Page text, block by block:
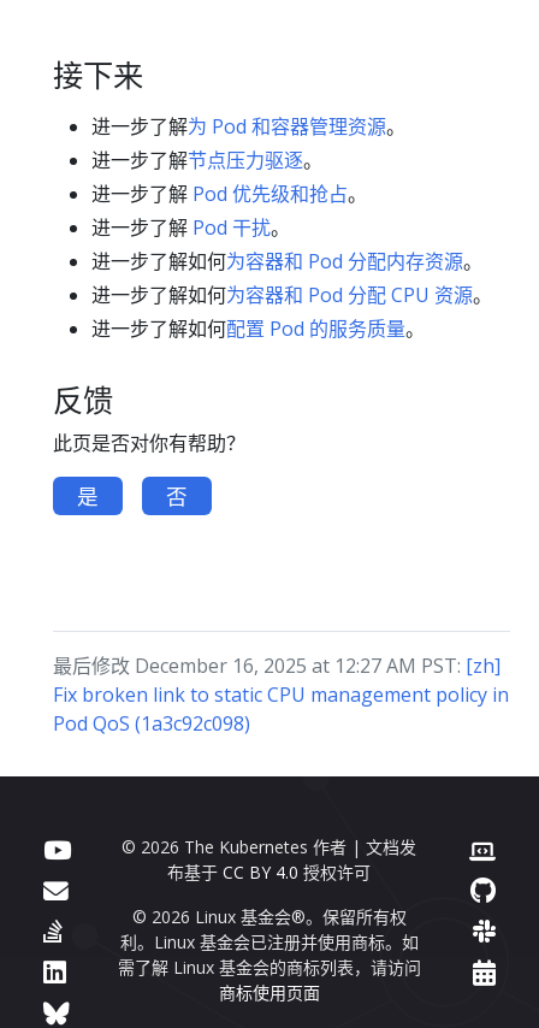
接下来
进一步了解为 Pod 和容器管理资源。
进一步了解节点压力驱逐。
进一步了解 Pod 优先级和抢占。
进一步了解 Pod 干扰。
进一步了解如何为容器和 Pod 分配内存资源。
进一步了解如何为容器和 Pod 分配 CPU 资源。
进一步了解如何配置 Pod 的服务质量。
反馈
此页是否对你有帮助？
是 否
最后修改 December 16, 2025 at 12:27 AM PST: [zh]
Fix broken link to static CPU management policy in
Pod QoS (1a3c92c098)
© 2026 The Kubernetes 作者 | 文档发
布基于CC BY 4.0 授权许可
© 2026 Linux 基金会®。保留所有权
利。Linux 基金会已注册并使用商标。如
需了解 Linux 基金会的商标列表，请访问
商标使用页面